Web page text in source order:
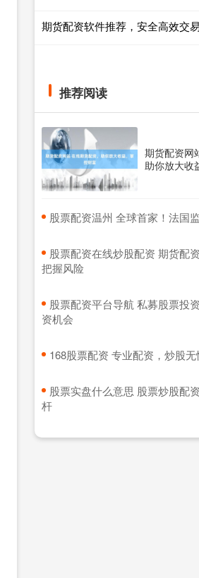
期货配资软件推荐，安全高效交
推荐阅读
期货配资网
助你放大收
股票配资温州 全球首家！法国
股票配资在线炒股配资 期货配
把握风险
股票配资平台导航 私募股票投
资机会
​168股票配资 专业配资，炒股
股票实盘什么意思 股票炒股配
杆